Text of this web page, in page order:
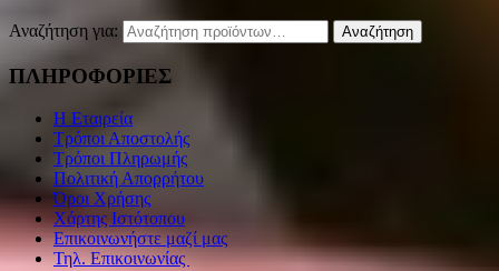
Αναζήτηση για: Αναζήτηση
ΠΛΗΡΟΦΟΡΙΕΣ
Η Εταιρεία
Τρόποι Αποστολής
Τρόποι Πληρωμής
Πολιτική Απορρήτου
Όροι Χρήσης
Χάρτης Ιστότοπου
Επικοινωνήστε μαζί μας
Τηλ. Επικοινωνίας